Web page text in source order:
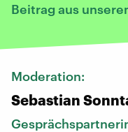
Beitrag aus
Moderation:
Sebastian